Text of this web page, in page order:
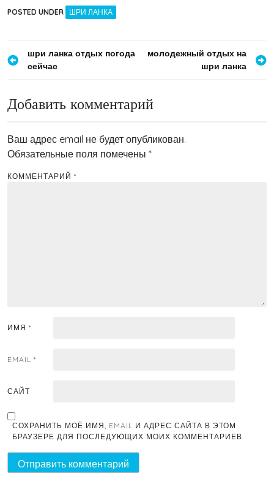
POSTED UNDER ШРИ ЛАНКА
Навигация
шри ланка отдых погода
сейчас
молодежный отдых на
шри ланка
Добавить комментарий
Ваш адрес email не будет опубликован.
Обязательные поля помечены *
КОММЕНТАРИЙ *
ИМЯ *
EMAIL *
САЙТ
СОХРАНИТЬ МОЁ ИМЯ, EMAIL И АДРЕС САЙТА В ЭТОМ
БРАУЗЕРЕ ДЛЯ ПОСЛЕДУЮЩИХ МОИХ КОММЕНТАРИЕВ.